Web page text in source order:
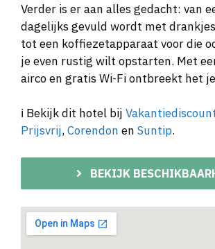
Verder is er aan alles gedacht: van
dagelijks gevuld wordt met
tot een koffiezetapparaat voor die
je even rustig wilt opstarten. Met
airco en gratis Wi-Fi ontbreekt het
ℹ️ Bekijk dit hotel bij
Prijsvrij,Corendon en Suntip.
BEKIJK